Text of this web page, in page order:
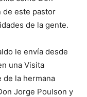
de este pastor
de la gente.
le envía desde
una Visita
de la hermana
Jorge Poulson y